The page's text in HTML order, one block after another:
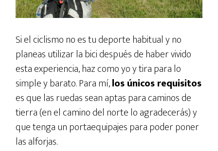
Si el ciclismo no es tu deporte habitual y no
planeas utilizar la bici después de haber vivido
esta experiencia, haz como yo y tira para lo
simple y barato. Para mí,los únicos requisitos
es que las ruedas sean aptas para caminos de
tierra (en el camino del norte lo agradecerás) y
que tenga un portaequipajes para poder poner
las alforjas.